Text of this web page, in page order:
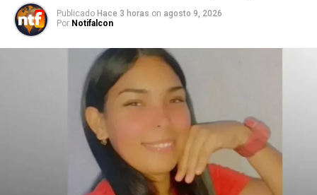
Publicado Hace 3 horas on agosto 9, 2026
Por Notifalcon